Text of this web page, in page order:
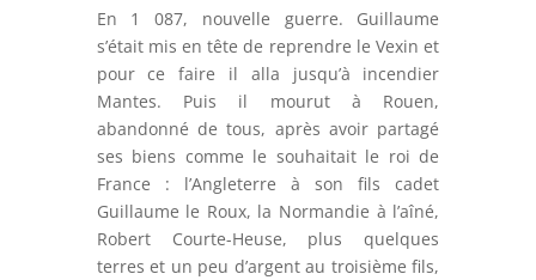
En 1 087, nouvelle guerre. Guillaume
s’était mis en tête de reprendre le Vexin et
pour ce faire il alla jusqu’à incendier
Mantes. Puis il mourut à Rouen,
abandonné de tous, après avoir partagé
ses biens comme le souhaitait le roi de
France : l’Angleterre à son fils cadet
Guillaume le Roux, la Normandie à l’aîné,
Robert Courte-Heuse, plus quelques
terres et un peu d’argent au troisième fils,